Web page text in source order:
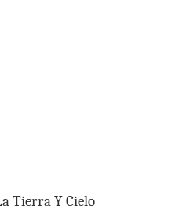
Tierra Y Cielo